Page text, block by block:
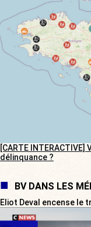
[CARTE
délinquance ?
BV DANS LES
Eliot Deval encense le